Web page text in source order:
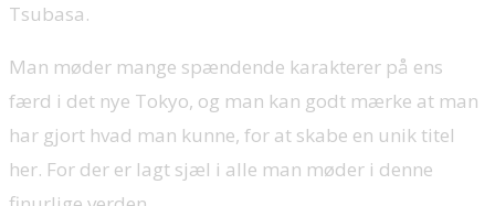
Tsubasa.
Man møder mange spændende karakterer på ens
færd i det nye Tokyo, og man kan godt mærke at man
har gjort hvad man kunne, for at skabe en unik titel
her. For der er lagt sjæl i alle man møder i denne